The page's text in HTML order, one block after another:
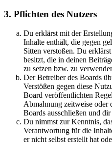
3. Pflichten des Nutzers
Du erklärst mit der
Inhalte enthält, die gegen
Sitten verstoßen. Du
besitzt, die in deinen
zu setzen bzw. zu
Der Betreiber des Boards
Verstößen gegen diese
Board veröffentlichten
Abmahnung zeitweise oder
Boards ausschließen und
Du nimmst zur Kenntnis,
Verantwortung für die
er nicht selbst erstellt hat